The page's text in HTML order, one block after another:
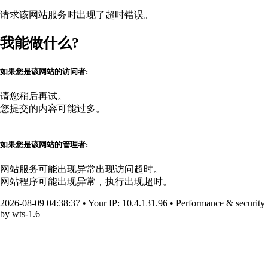
请求该网站服务时出现了超时错误。
我能做什么?
如果您是该网站的访问者:
请您稍后再试。
您提交的内容可能过多。
如果您是该网站的管理者:
网站服务可能出现异常出现访问超时。
网站程序可能出现异常，执行出现超时。
2026-08-09 04:38:37 • Your IP: 10.4.131.96 • Performance & security
by wts-1.6